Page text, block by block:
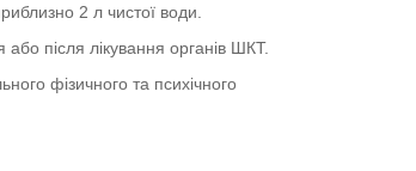
2 л чистої води.
після лікування органів ШКТ.
фізичного та психічного